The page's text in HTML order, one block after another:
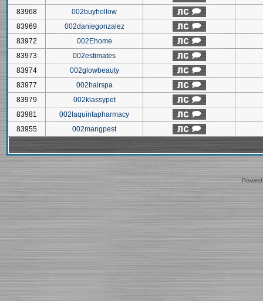
83968
002buyhollow
83969
002daniegonzalez
83972
002Ehome
83973
002estimates
83974
002glowbeauty
83977
002hairspa
83979
002klassypet
83981
002laquintapharmacy
83955
002mangpest